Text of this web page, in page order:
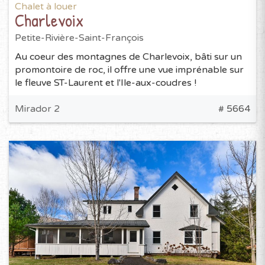
Chalet à louer
Charlevoix
Petite-Rivière-Saint-François
Au coeur des montagnes de Charlevoix, bâti sur un
promontoire de roc, il offre une vue imprénable sur
le fleuve ST-Laurent et l'Ile-aux-coudres !
Mirador 2 # 5664